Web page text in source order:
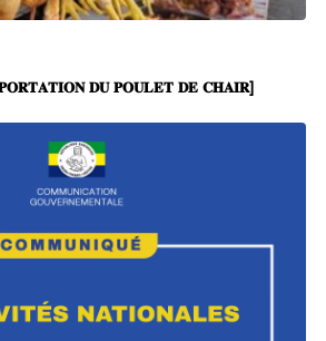
𝐃𝐔 𝐏𝐎𝐔𝐋𝐄𝐓 𝐃𝐄 𝐂𝐇𝐀𝐈𝐑]